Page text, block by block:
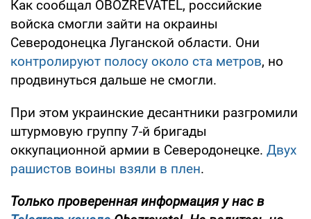
Как сообщал OBOZREVATEL, российские
войска смогли зайти на окраины
Северодонецка Луганской области. Они
контролируют полосу около ста метров, но
продвинуться дальше не смогли.
При этом украинские десантники разгромили
штурмовую группу 7-й бригады
оккупационной армии в Северодонецке. Двух
рашистов воины взяли в плен.
Только проверенная информация у нас в